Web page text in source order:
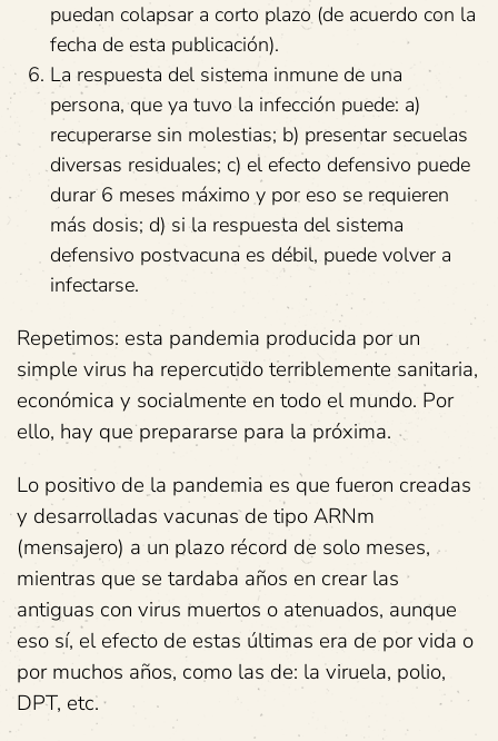
puedan colapsar a corto plazo (de acuerdo con la
fecha de esta publicación).
La respuesta del sistema inmune de una
persona, que ya tuvo la infección puede: a)
recuperarse sin molestias; b) presentar secuelas
diversas residuales; c) el efecto defensivo puede
durar 6 meses máximo y por eso se requieren
más dosis; d) si la respuesta del sistema
defensivo postvacuna es débil, puede volver a
infectarse.
Repetimos: esta pandemia producida por un
simple virus ha repercutido terriblemente sanitaria,
económica y socialmente en todo el mundo. Por
ello, hay que prepararse para la próxima.
Lo positivo de la pandemia es que fueron creadas
y desarrolladas vacunas de tipo ARNm
(mensajero) a un plazo récord de solo meses,
mientras que se tardaba años en crear las
antiguas con virus muertos o atenuados, aunque
eso sí, el efecto de estas últimas era de por vida o
por muchos años, como las de: la viruela, polio,
DPT, etc.